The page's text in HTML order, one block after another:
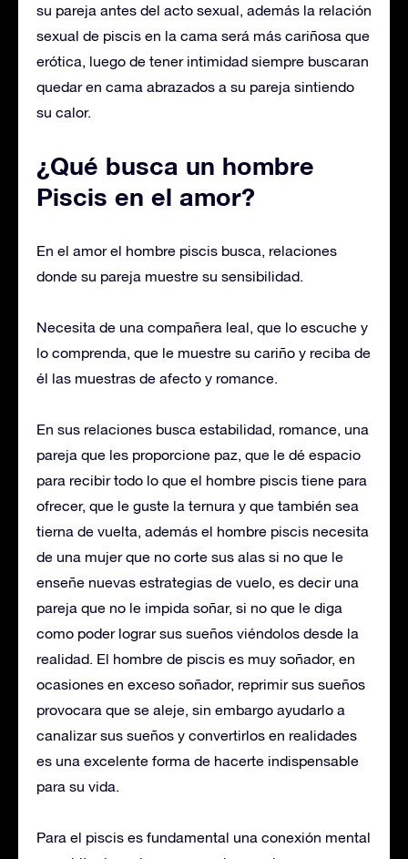
su pareja antes del acto sexual, además la relación
sexual de piscis en la cama será más cariñosa que
erótica, luego de tener intimidad siempre buscaran
quedar en cama abrazados a su pareja sintiendo
su calor.
¿Qué busca un hombre
Piscis en el amor?
En el amor el hombre piscis busca, relaciones
donde su pareja muestre su sensibilidad.
Necesita de una compañera leal, que lo escuche y
lo comprenda, que le muestre su cariño y reciba de
él las muestras de afecto y romance.
En sus relaciones busca estabilidad, romance, una
pareja que les proporcione paz, que le dé espacio
para recibir todo lo que el hombre piscis tiene para
ofrecer, que le guste la ternura y que también sea
tierna de vuelta, además el hombre piscis necesita
de una mujer que no corte sus alas si no que le
enseñe nuevas estrategias de vuelo, es decir una
pareja que no le impida soñar, si no que le diga
como poder lograr sus sueños viéndolos desde la
realidad. El hombre de piscis es muy soñador, en
ocasiones en exceso soñador, reprimir sus sueños
provocara que se aleje, sin embargo ayudarlo a
canalizar sus sueños y convertirlos en realidades
es una excelente forma de hacerte indispensable
para su vida.
Para el piscis es fundamental una conexión mental